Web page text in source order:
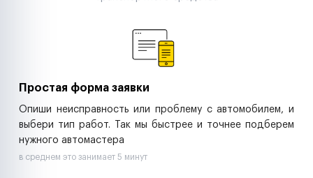
Простая форма заявки
Опиши неисправность или проблему с автомобилем, и
выбери тип работ. Так мы быстрее и точнее подберем
нужного автомастера
в среднем это занимает 5 минут